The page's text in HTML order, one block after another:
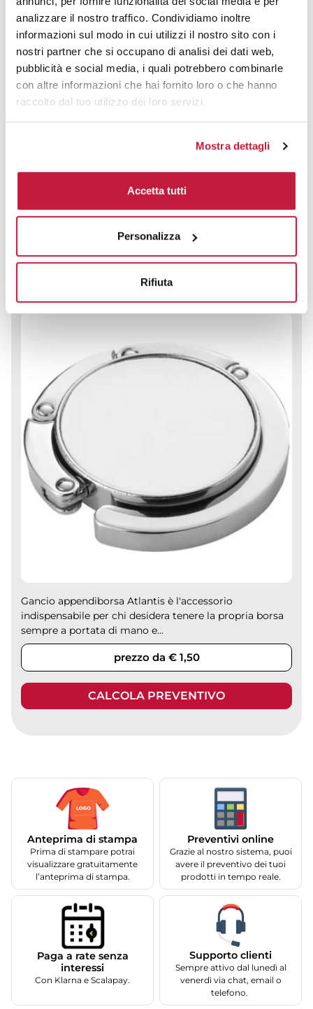
analizzare il nostro traffico. Condividiamo inoltre
informazioni sul modo in cui utilizzi il nostro sito con i
nostri partner che si occupano di analisi dei dati web,
pubblicità e social media, i quali potrebbero combinarle
con altre informazioni che hai fornito loro o che hanno
raccolto dal tuo utilizzo dei loro servizi.
Mostra dettagli
Accetta tutti
Personalizza
Rifiuta
e discreta per chi desidera custodire la propria borsa
sempre a...
prezzo da € 1,30
AVVISAMI
Atlantis Gancio appendiborsa pieghevole cromato argento elegante
BUL102137
Lega di zinco
Ø 4,5 cm; 0,7 cm
Gancio appendiborsa Atlantis è l'accessorio
indispensabile per chi desidera tenere la propria borsa
sempre a portata di mano e...
prezzo da € 1,50
CALCOLA PREVENTIVO
Anteprima di stampa
Prima di stampare potrai
visualizzare gratuitamente
l’anteprima di stampa.
Preventivi online
Grazie al nostro sistema, puoi
avere il preventivo dei tuoi
prodotti in tempo reale.
Paga a rate senza
interessi
Con Klarna e Scalapay.
Supporto clienti
Sempre attivo dal lunedì al
venerdì via chat, email o
telefono.